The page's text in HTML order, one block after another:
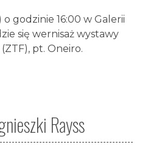
godzinie 16:00 w Galerii
się wernisaż wystawy
pt. Oneiro.
Rayss